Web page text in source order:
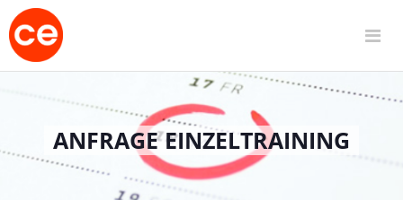
ANFRAGE EINZELTRAINING